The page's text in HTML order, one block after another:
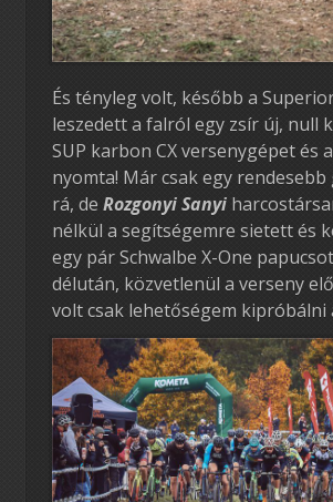
És tényleg volt, később a
leszedett a falról egy zsír új, null
SUP karbon CX versenygépet és
nyomta! Már csak egy
rá, de Rozgonyi Sanyi
nélkül a segítségemre sietett és
egy pár Schwalbe X-One
délután, közvetlenül a verseny
volt csak lehetőségem kipróbálni